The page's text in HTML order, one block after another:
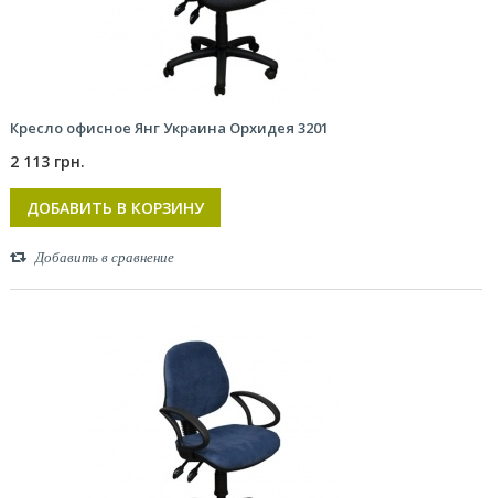
Кресло офисное Янг Украина Орхидея 3201
2 113 грн.
ДОБАВИТЬ В КОРЗИНУ
Добавить в сравнение